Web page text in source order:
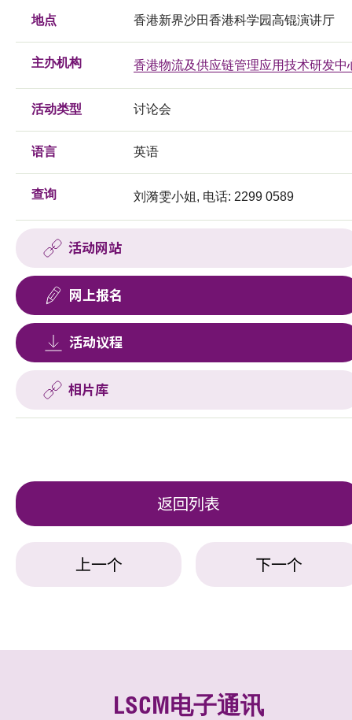
地点 香港新界沙田香港科学园高锟演讲厅
主办机构 香港物流及供应链管理应用技术研发中
活动类型 讨论会
语言 英语
查询 刘漪雯小姐, 电话: 2299 0589
活动网站
网上报名
活动议程
相片库
返回列表
上一个 下一个
LSCM电子通讯